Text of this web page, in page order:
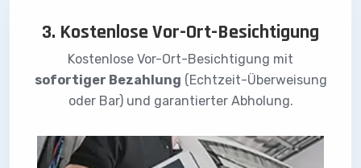
3. Kostenlose Vor-Ort-Besichtigung
Kostenlose Vor-Ort-Besichtigung mit
sofortiger Bezahlung (Echtzeit-Überweisung
oder Bar) und garantierter Abholung.